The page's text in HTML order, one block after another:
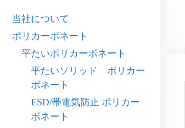
当社について
ポリカーボネート
平たいポリカーボネート
平たいソリッド ポリカー
ボネート
ESD/帯電気防止 ポリカー
ボネート